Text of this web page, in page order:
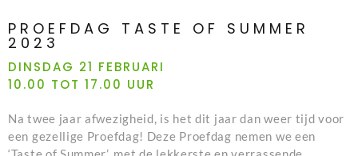
PROEFDAG TASTE OF SUMMER
2023
DINSDAG 21 FEBRUARI
10.00 TOT 17.00 UUR
Na twee jaar afwezigheid, is het dit jaar dan weer tijd voor
een gezellige Proefdag! Deze Proefdag nemen we een